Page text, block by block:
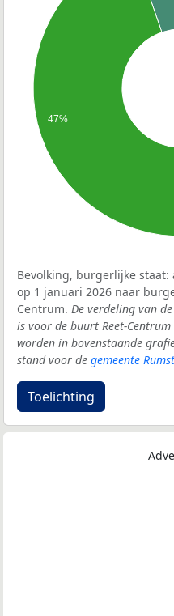
47%
Bevolking, burgerlijke
op 1 januari 2026 naar
Centrum. De verdeling van
is voor de buurt Reet-
worden in bovenstaande
stand voor de gemeente Rumst
Toelichting